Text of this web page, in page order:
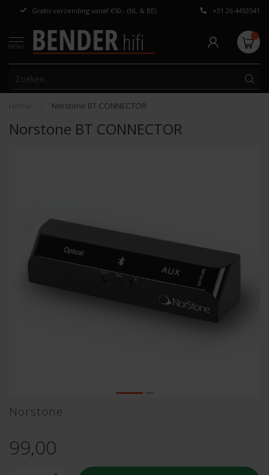
Gratis verzending vanaf €50,- (NL & BE) Persoonlijk
+31 26 4453541
MENU
Home Norstone BT CONNECTOR
Norstone BT CONNECTOR
Norstone
99,00